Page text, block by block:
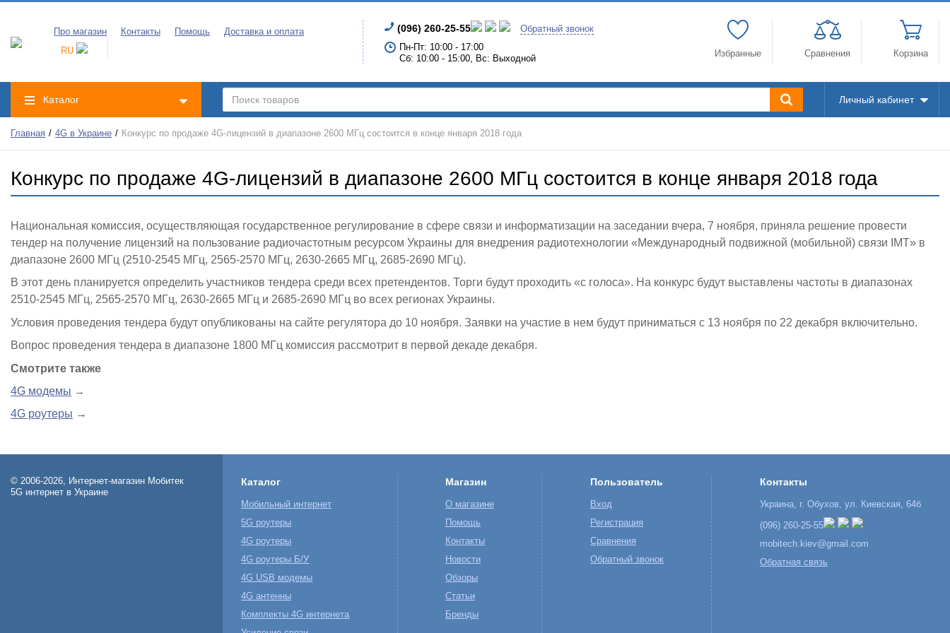
Про магазин Контакты Помощь
Доставка и оплата
RU
(096) 260-25-55
Обратный звонок
Пн-Пт: 10:00 - 17:00
Сб: 10:00 - 15:00, Вс: Выходной
Избранные Сравнения Корзина
Каталог Личный кабинет
Главная 4G в Украине Конкурс по продаже 4G-лицензий в диапазоне 2600 МГц состоится в конце января 2018 года
Конкурс по продаже 4G-лицензий в диапазоне 2600 МГц состоится в конце января 2018 года
Национальная комиссия, осуществляющая государственное регулирование в сфере связи и информатизации на заседании вчера, 7 ноября, приняла решение провести
тендер на получение лицензий на пользование радиочастотным ресурсом Украины для внедрения радиотехнологии «Международный подвижной (мобильной) связи IMT» в
диапазоне 2600 МГц (2510-2545 МГц, 2565-2570 МГц, 2630-2665 МГц, 2685-2690 МГц).
В этот день планируется определить участников тендера среди всех претендентов. Торги будут проходить «с голоса». На конкурс будут выставлены частоты в диапазонах
2510-2545 МГц, 2565-2570 МГц, 2630-2665 МГц и 2685-2690 МГц во всех регионах Украины.
Условия проведения тендера будут опубликованы на сайте регулятора до 10 ноября. Заявки на участие в нем будут приниматься с 13 ноября по 22 декабря включительно.
Вопрос проведения тендера в диапазоне 1800 МГц комиссия рассмотрит в первой декаде декабря.
Смотрите также
4G модемы →
4G роутеры →
© 2006-2026, Интернет-магазин Мобитек
5G интернет в Украине
Каталог
Мобильный интернет
5G роутеры
4G роутеры
4G роутеры Б/У
4G USB модемы
4G антенны
Комплекты 4G интернета
Магазин
О магазине
Помощь
Контакты
Новости
Обзоры
Статьи
Бренды
Пользователь
Вход
Регистрация
Сравнения
Обратный звонок
Контакты
Украина, г. Обухов, ул. Киевская, 64б
(096) 260-25-55
mobitech.kiev@gmail.com
Обратная связь